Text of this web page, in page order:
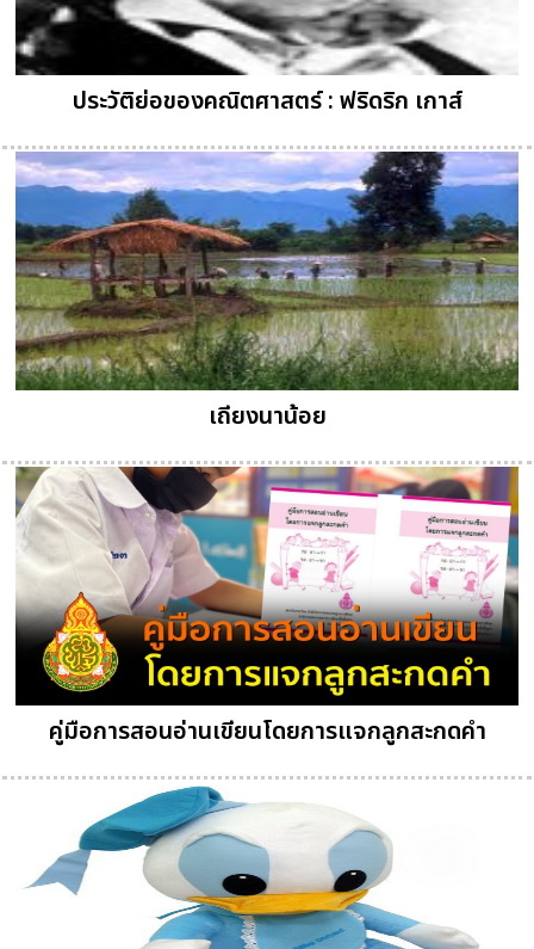
ประวัติย่อของคณิตศาสตร์ : ฟริดริก เกาส์
เถียงนาน้อย
คู่มือการสอนอ่านเขียนโดยการแจกลูกสะกดคำ